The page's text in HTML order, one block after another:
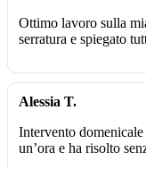
Ottimo lavoro sulla
serratura e spiegato
Alessia T.
Intervento
un’ora e ha risolto